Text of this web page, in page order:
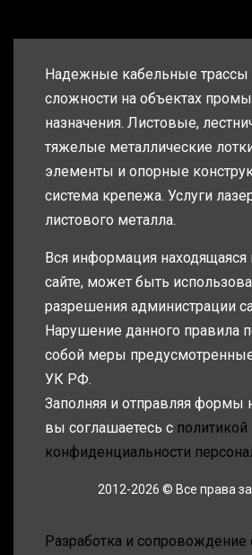
Надежные кабельные
сложности на объектах
назначения. Листовые,
тяжелые металлические
элементы и опорные
система крепежа. Услуги
листового металла.
Вся информация находящаяся
сайте, может быть
разрешения администрации
Нарушение данного правила
собой меры предусмотренные
УК РФ.
Заполняя и отправляя формы
вы соглашаетесь с политикой
конфиденциальности
2012-2026 © Все права
Разработка и сопровождение